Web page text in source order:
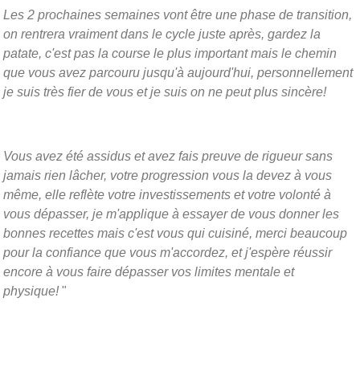
Les 2 prochaines semaines vont être une phase de transition,
on rentrera vraiment dans le cycle juste après, gardez la
patate, c'est pas la course le plus important mais le chemin
que vous avez parcouru jusqu'à aujourd'hui, personnellement
je suis très fier de vous et je suis on ne peut plus sincère!
Vous avez été assidus et avez fais preuve de rigueur sans
jamais rien lâcher, votre progression vous la devez à vous
même, elle reflète votre investissements et votre volonté à
vous dépasser, je m'applique à essayer de vous donner les
bonnes recettes mais c'est vous qui cuisiné, merci beaucoup
pour la confiance que vous m'accordez, et j'espère réussir
encore à vous faire dépasser vos limites mentale et
physique!"